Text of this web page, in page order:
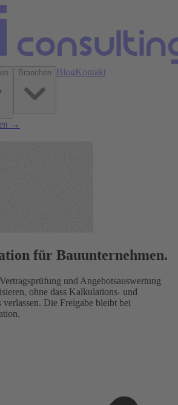
Branchen BlogKontakt
→
für Bauunternehmen.
und Angebotsauswertung
ohne dass Kalkulations- und
verlassen. Die Freigabe bleibt bei